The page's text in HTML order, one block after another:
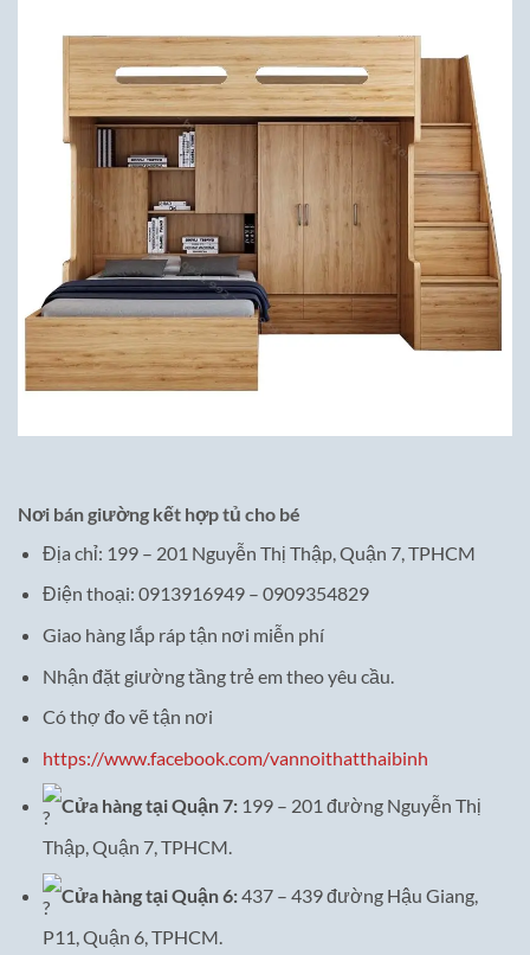
Nơi bán giường kết hợp tủ cho bé
Địa chỉ: 199 – 201 Nguyễn Thị Thập, Quận 7, TPHCM
Điện thoại: 0913916949 – 0909354829
Giao hàng lắp ráp tận nơi miễn phí
Nhận đặt giường tầng trẻ em theo yêu cầu.
Có thợ đo vẽ tận nơi
https://www.facebook.com/vannoithatthaibinh
Cửa hàng tại Quận 7:199 – 201 đường Nguyễn Thị
Thập, Quận 7, TPHCM.
Cửa hàng tại Quận 6:437 – 439 đường Hậu Giang,
P11, Quận 6, TPHCM.